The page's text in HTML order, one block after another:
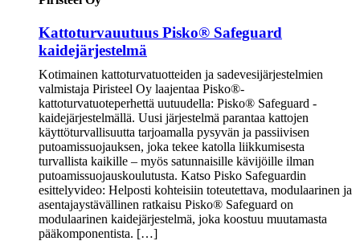
Kattoturvauutuus Pisko® Safeguard
kaidejärjestelmä
Kotimainen kattoturvatuotteiden ja sadevesijärjestelmien
valmistaja Piristeel Oy laajentaa Pisko®-
kattoturvatuoteperhettä uutuudella: Pisko® Safeguard -
kaidejärjestelmällä. Uusi järjestelmä parantaa kattojen
käyttöturvallisuutta tarjoamalla pysyvän ja passiivisen
putoamissuojauksen, joka tekee katolla liikkumisesta
turvallista kaikille – myös satunnaisille kävijöille ilman
putoamissuojauskoulutusta. Katso Pisko Safeguardin
esittelyvideo: Helposti kohteisiin toteutettava, modulaarinen ja
asentajaystävällinen ratkaisu Pisko® Safeguard on
modulaarinen kaidejärjestelmä, joka koostuu muutamasta
pääkomponentista. […]